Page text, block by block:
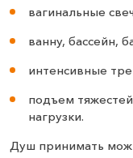
вагинальные
ванну, бассейн,
интенсивные
подъем
нагрузки.
Душ принимать